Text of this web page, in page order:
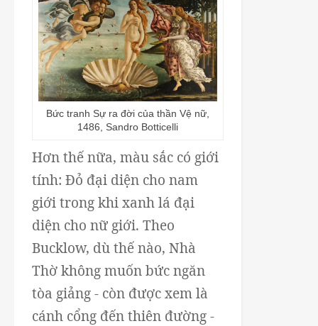
Bức tranh Sự ra đời của thần Vệ nữ,
1486, Sandro Botticelli
Hơn thế nữa, màu sắc có giới
tính: Đỏ đại diện cho nam
giới trong khi xanh lá đại
diện cho nữ giới. Theo
Bucklow, dù thế nào, Nhà
Thờ không muốn bức ngăn
tòa giảng - còn được xem là
cánh cổng đến thiên đường -